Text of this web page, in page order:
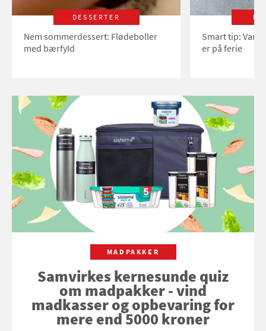
DESSERTER
Nem sommerdessert: Flødeboller
med bærfyld
Smart tip:
er på ferie
MADPAKKER
Samvirkes kernesunde quiz
om madpakker - vind
madkasser og opbevaring for
mere end 5000 kroner